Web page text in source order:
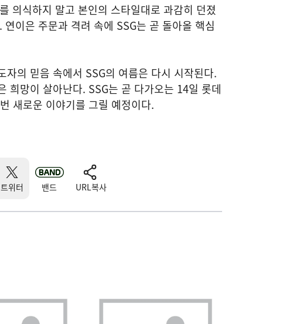
의식하지 말고 본인의 스타일대로 과감히 던졌
이은 주문과 격려 속에 SSG는 곧 돌아올 핵심
의 믿음 속에서 SSG의 여름은 다시 시작된다.
희망이 살아난다. SSG는 곧 다가오는 14일 롯데
새로운 이야기를 그릴 예정이다.
트위터 밴드 URL복사